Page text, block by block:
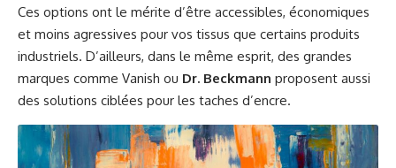
Ces options ont le mérite d’être accessibles, économiques
et moins agressives pour vos tissus que certains produits
industriels. D’ailleurs, dans le même esprit, des grandes
marques comme Vanish ou Dr. Beckmann proposent aussi
des solutions ciblées pour les taches d’encre.